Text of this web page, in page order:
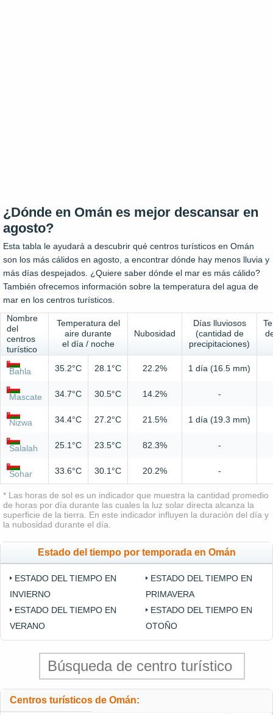
¿Dónde en Omán es mejor descansar en
agosto?
Esta tabla le ayudará a descubrir qué centros turísticos en Omán
son los más cálidos en agosto, a encontrar dónde hay menos lluvia y
más días despejados. ¿Quiere saber dónde el mar es más cálido?
También ofrecemos información sobre la temperatura del agua de
mar en los centros turísticos.
Nombre
del
centros
turístico
Temperatura del
aire durante
el día / noche
Nubosidad
Días lluviosos
(cantidad de
precipitaciones)
Bahla 35.2°C 28.1°C 22.2% 1 día (16.5 mm)
Mascate 34.7°C 30.5°C 14.2% -
Nizwa 34.4°C 27.2°C 21.5% 1 día (19.3 mm)
Salalah 25.1°C 23.5°C 82.3% -
Sohar 33.6°C 30.1°C 20.2% -
* Las horas de sol es un indicador que muestra la cantidad promedio
de horas por día durante las cuales la luz solar directa alcanza la
superficie de la tierra. En este indicador influyen la duración del día y
la nubosidad durante el día.
Estado del tiempo por temporada en Omán
ESTADO DEL TIEMPO EN
INVIERNO
ESTADO DEL TIEMPO EN
PRIMAVERA
ESTADO DEL TIEMPO EN
VERANO
ESTADO DEL TIEMPO EN
OTOÑO
Centros turísticos de Omán: